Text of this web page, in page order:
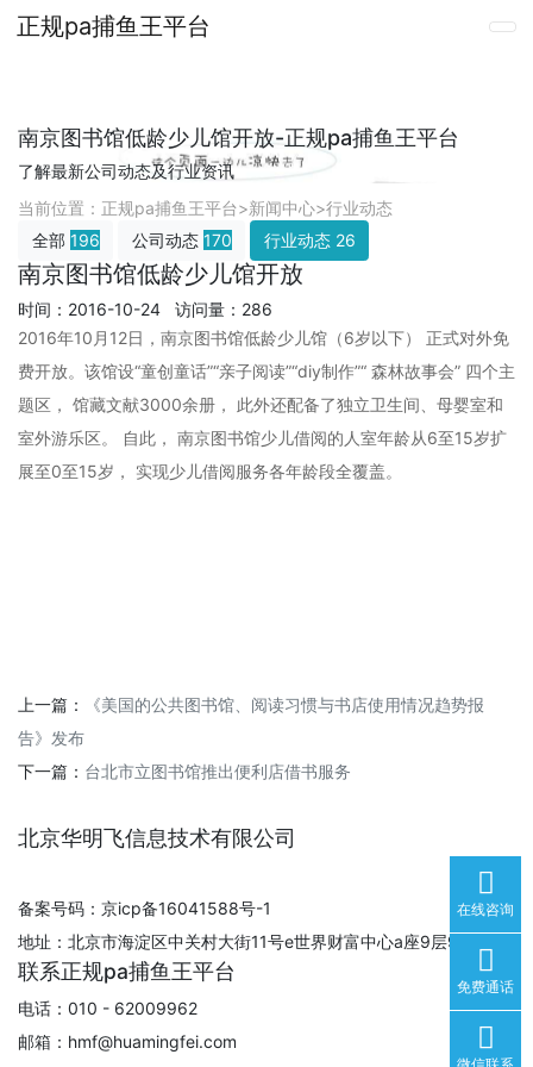
正规pa捕鱼王平台
南京图书馆低龄少儿馆开放-正规pa捕鱼王平台
了解最新公司动态及行业资讯
当前位置： 正规pa捕鱼王平台>新闻中心>行业动态
全部 196 公司动态 170 行业动态 26
南京图书馆低龄少儿馆开放
时间：2016-10-24 访问量：286
2016年10月12日，南京图书馆低龄少儿馆（6岁以下） 正式对外免
费开放。该馆设“童创童话”“亲子阅读”“diy制作”“ 森林故事会” 四个主
题区， 馆藏文献3000余册， 此外还配备了独立卫生间、母婴室和
室外游乐区。 自此， 南京图书馆少儿借阅的人室年龄从6至15岁扩
展至0至15岁， 实现少儿借阅服务各年龄段全覆盖。
上一篇：
《美国的公共图书馆、阅读习惯与书店使用情况趋势报
告》发布
下一篇： 台北市立图书馆推出便利店借书服务
北京华明飞信息技术有限公司
备案号码：京icp备16041588号-1
地址：北京市海淀区中关村大街11号e世界财富中心a座9层930室
联系正规pa捕鱼王平台
电话：010 - 62009962
邮箱： hmf@huamingfei.com
在线咨询
免费通话